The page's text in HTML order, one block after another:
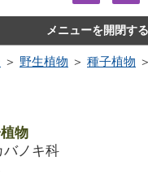
メニューを開閉する
＞ 野生植物 ＞ 種子植物
物
バノキ科